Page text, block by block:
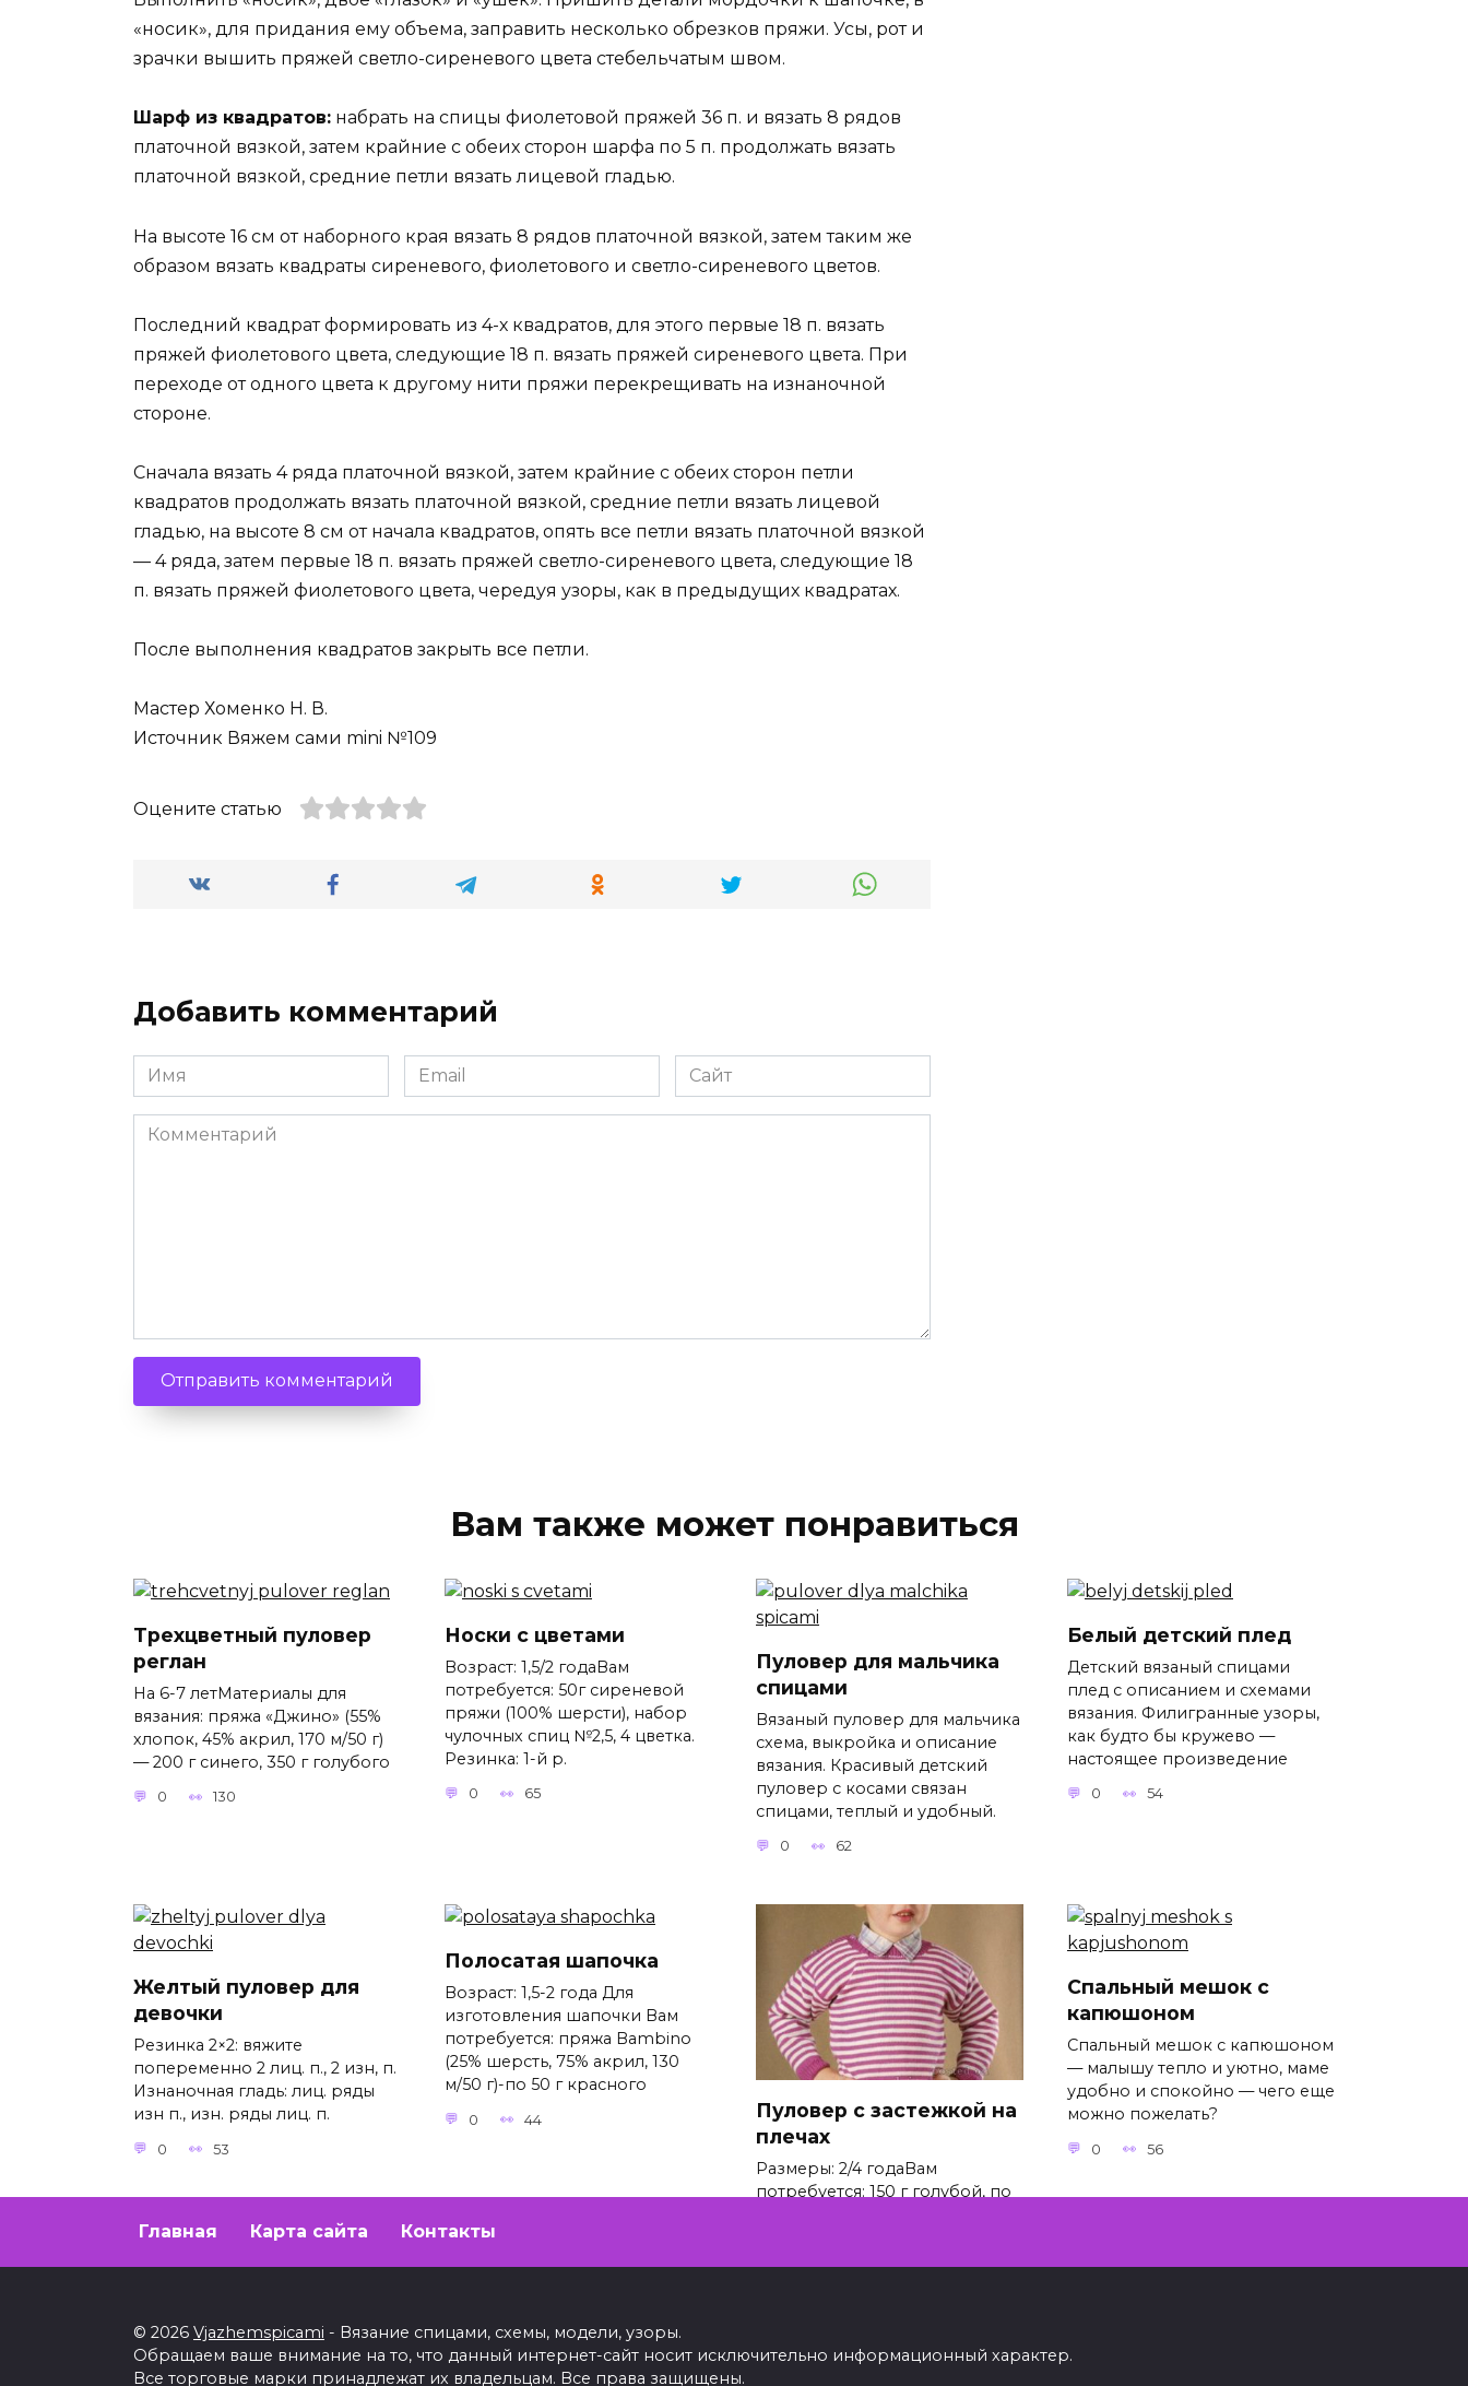
«носик», для придания ему объема, заправить несколько обрезков пряжи. Усы, рот и
зрачки вышить пряжей светло-сиреневого цвета стебельчатым швом.
Шарф из квадратов: набрать на спицы фиолетовой пряжей 36 п. и вязать 8 рядов
платочной вязкой, затем крайние с обеих сторон шарфа по 5 п. продолжать вязать
платочной вязкой, средние петли вязать лицевой гладью.
На высоте 16 см от наборного края вязать 8 рядов платочной вязкой, затем таким же
образом вязать квадраты сиреневого, фиолетового и светло-сиреневого цветов.
Последний квадрат формировать из 4-х квадратов, для этого первые 18 п. вязать
пряжей фиолетового цвета, следующие 18 п. вязать пряжей сиреневого цвета. При
переходе от одного цвета к другому нити пряжи перекрещивать на изнаночной
стороне.
Сначала вязать 4 ряда платочной вязкой, затем крайние с обеих сторон петли
квадратов продолжать вязать платочной вязкой, средние петли вязать лицевой
гладью, на высоте 8 см от начала квадратов, опять все петли вязать платочной вязкой
— 4 ряда, затем первые 18 п. вязать пряжей светло-сиреневого цвета, следующие 18
п. вязать пряжей фиолетового цвета, чередуя узоры, как в предыдущих квадратах.
После выполнения квадратов закрыть все петли.
Мастер Хоменко Н. В.
Источник Вяжем сами mini №109
Оцените статью
Добавить комментарий
Имя Email Сайт
Комментарий
Вам также может понравиться
Трехцветный пуловер
реглан
На 6-7 летМатериалы для
вязания: пряжа «Джино» (55%
хлопок, 45% акрил, 170 м/50 г)
— 200 г синего, 350 г голубого
0 130
Носки с цветами
Возраст: 1,5/2 годаВам
потребуется: 50г сиреневой
пряжи (100% шерсти), набор
чулочных спиц №2,5, 4 цветка.
Резинка: 1-й р.
0 65
Пуловер для мальчика
спицами
Вязаный пуловер для мальчика
схема, выкройка и описание
вязания. Красивый детский
пуловер с косами связан
спицами, теплый и удобный.
0 62
Белый детский плед
Детский вязаный спицами
плед с описанием и схемами
вязания. Филигранные узоры,
как будто бы кружево —
настоящее произведение
0 54
Желтый пуловер для
девочки
Резинка 2×2: вяжите
попеременно 2 лиц. п., 2 изн, п.
Изнаночная гладь: лиц. ряды
изн п., изн. ряды лиц. п.
0 53
Полосатая шапочка
Возраст: 1,5-2 года Для
изготовления шапочки Вам
потребуется: пряжа Bambino
(25% шерсть, 75% акрил, 130
м/50 г)-по 50 г красного
0 44
Пуловер с застежкой на
плечах
Размеры: 2/4 годаВам
потребуется: 150 г голубой, по
Спальный мешок с
капюшоном
Спальный мешок с капюшоном
— малышу тепло и уютно, маме
удобно и спокойно — чего еще
можно пожелать?
0 56
Главная Карта сайта Контакты
© 2026 Vjazhemspicami - Вязание спицами, схемы, модели, узоры.
Обращаем ваше внимание на то, что данный интернет-сайт носит исключительно информационный характер.
Все торговые марки принадлежат их владельцам. Все права защищены.